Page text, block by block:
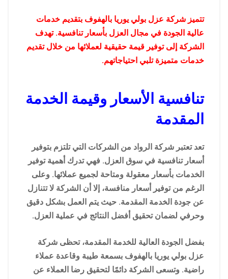
تتميز شركة عزل بولي يوريا بالهفوف بتقديم خدمات
عالية الجودة في مجال العزل بأسعار تنافسية. تهدف
الشركة إلى توفير قيمة حقيقية لعملائها من خلال تقديم
خدمات متميزة تلبي احتياجاتهم.
تنافسية الأسعار وقيمة الخدمة
المقدمة
تعد تعتبر شركة الرواد من الشركات التي تلتزم بتوفير
أسعار تنافسية في سوق العزل. فهي تدرك أهمية توفير
الخدمات بأسعار معقولة ومتاحة لجميع عملائها. وعلى
الرغم من توفير أسعار منافسة، إلا أن الشركة لا تتنازل
عن جودة الخدمة المقدمة. حيث يتم العمل بشكل دقيق
وحرفي لضمان تحقيق أفضل النتائج في عملية العزل.
بفضل الجودة العالية للخدمة المقدمة، تحظى شركة
عزل بولي يوريا بالهفوف بسمعة طيبة وقاعدة عملاء
راضية. وتسعى الشركة دائمًا لتحقيق رضا العملاء عن